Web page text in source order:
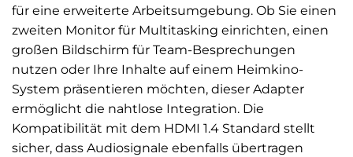
für eine erweiterte Arbeitsumgebung. Ob Sie einen
zweiten Monitor für Multitasking einrichten, einen
großen Bildschirm für Team-Besprechungen
nutzen oder Ihre Inhalte auf einem Heimkino-
System präsentieren möchten, dieser Adapter
ermöglicht die nahtlose Integration. Die
Kompatibilität mit dem HDMI 1.4 Standard stellt
sicher, dass Audiosignale ebenfalls übertragen